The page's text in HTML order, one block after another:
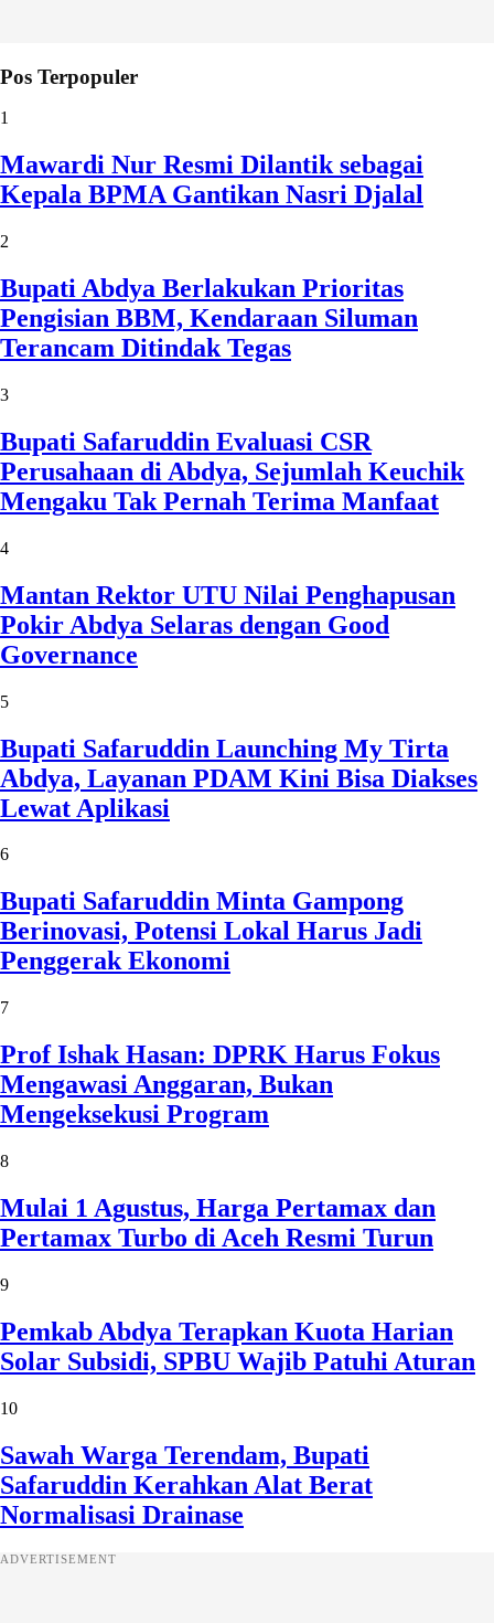
Pos Terpopuler
1
Mawardi Nur Resmi Dilantik sebagai
Kepala BPMA Gantikan Nasri Djalal
2
Bupati Abdya Berlakukan Prioritas
Pengisian BBM, Kendaraan Siluman
Terancam Ditindak Tegas
3
Bupati Safaruddin Evaluasi CSR
Perusahaan di Abdya, Sejumlah Keuchik
Mengaku Tak Pernah Terima Manfaat
4
Mantan Rektor UTU Nilai Penghapusan
Pokir Abdya Selaras dengan Good
Governance
5
Bupati Safaruddin Launching My Tirta
Abdya, Layanan PDAM Kini Bisa Diakses
Lewat Aplikasi
6
Bupati Safaruddin Minta Gampong
Berinovasi, Potensi Lokal Harus Jadi
Penggerak Ekonomi
7
Prof Ishak Hasan: DPRK Harus Fokus
Mengawasi Anggaran, Bukan
Mengeksekusi Program
8
Mulai 1 Agustus, Harga Pertamax dan
Pertamax Turbo di Aceh Resmi Turun
9
Pemkab Abdya Terapkan Kuota Harian
Solar Subsidi, SPBU Wajib Patuhi Aturan
10
Sawah Warga Terendam, Bupati
Safaruddin Kerahkan Alat Berat
Normalisasi Drainase
ADVERTISEMENT